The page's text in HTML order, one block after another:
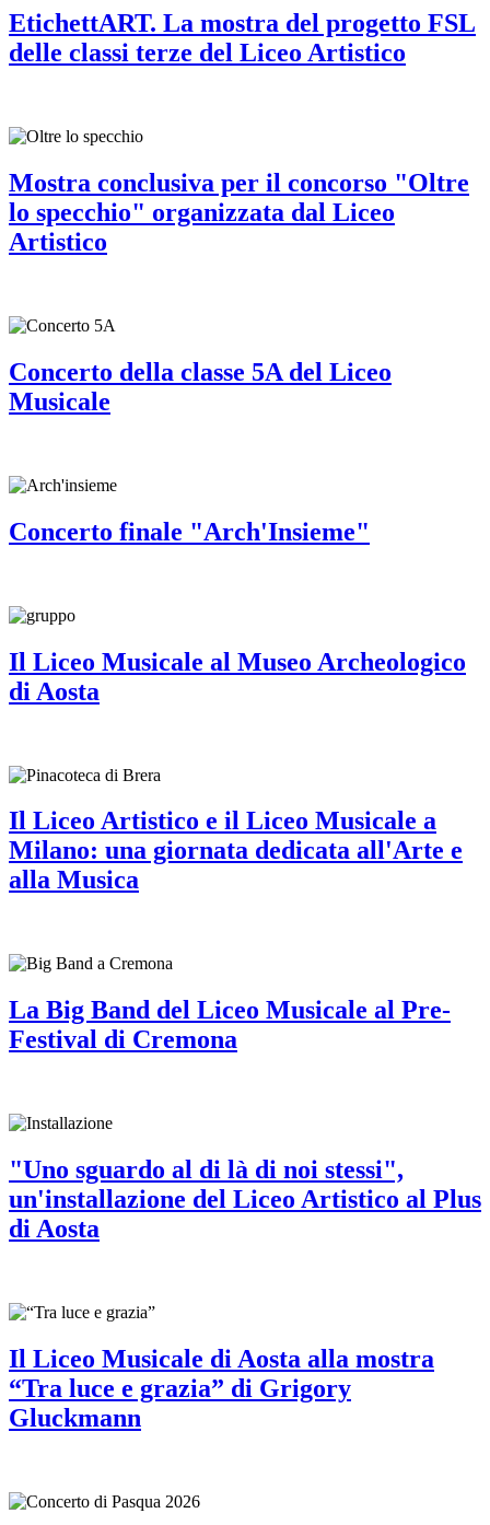
EtichettART. La mostra del progetto FSL
delle classi terze del Liceo Artistico
Mostra conclusiva per il concorso "Oltre
lo specchio" organizzata dal Liceo
Artistico
Concerto della classe 5A del Liceo
Musicale
Concerto finale "Arch'Insieme"
Il Liceo Musicale al Museo Archeologico
di Aosta
Il Liceo Artistico e il Liceo Musicale a
Milano: una giornata dedicata all'Arte e
alla Musica
La Big Band del Liceo Musicale al Pre-
Festival di Cremona
"Uno sguardo al di là di noi stessi",
un'installazione del Liceo Artistico al Plus
di Aosta
Il Liceo Musicale di Aosta alla mostra
“Tra luce e grazia” di Grigory
Gluckmann